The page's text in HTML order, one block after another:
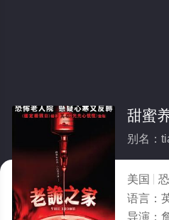
甜蜜
别名：
美国
语言：
导演：